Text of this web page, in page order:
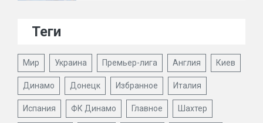
Теги
Мир Украина Премьер-лига Англия Киев
Динамо Донецк Избранное Италия
Испания ФК Динамо Главное Шахтер